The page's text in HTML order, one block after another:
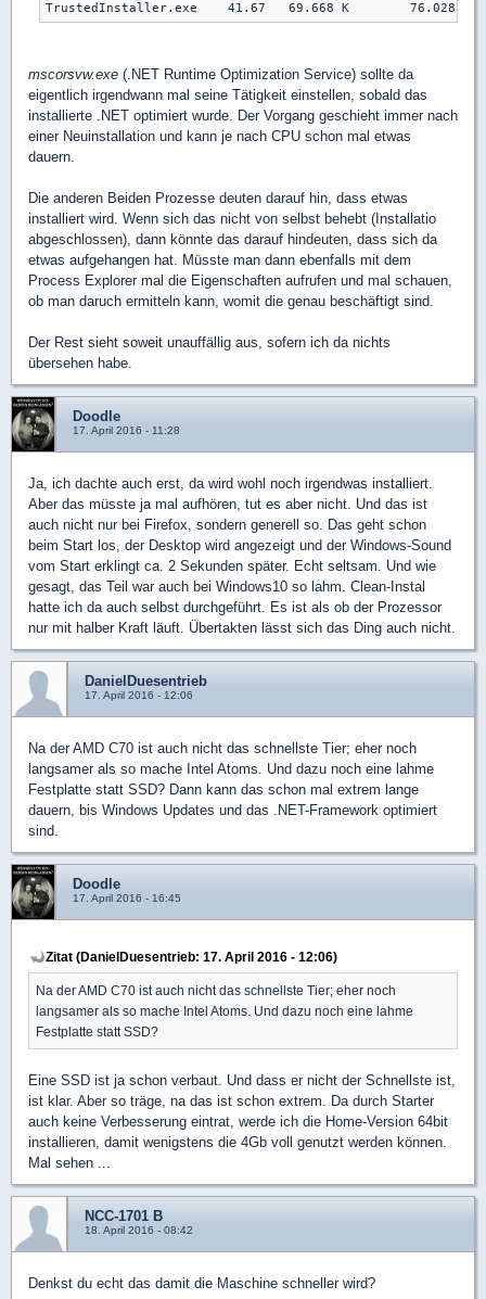
mscorsvw.exe (.NET Runtime Optimization Service) sollte da
eigentlich irgendwann mal seine Tätigkeit einstellen, sobald das
installierte .NET optimiert wurde. Der Vorgang geschieht immer nach
einer Neuinstallation und kann je nach CPU schon mal etwas
dauern.
Die anderen Beiden Prozesse deuten darauf hin, dass etwas
installiert wird. Wenn sich das nicht von selbst behebt (Installatio
abgeschlossen), dann könnte das darauf hindeuten, dass sich da
etwas aufgehangen hat. Müsste man dann ebenfalls mit dem
Process Explorer mal die Eigenschaften aufrufen und mal schauen,
ob man daruch ermitteln kann, womit die genau beschäftigt sind.
Der Rest sieht soweit unauffällig aus, sofern ich da nichts
übersehen habe.
Doodle
17. April 2016 - 11:28
Ja, ich dachte auch erst, da wird wohl noch irgendwas installiert.
Aber das müsste ja mal aufhören, tut es aber nicht. Und das ist
auch nicht nur bei Firefox, sondern generell so. Das geht schon
beim Start los, der Desktop wird angezeigt und der Windows-Sound
vom Start erklingt ca. 2 Sekunden später. Echt seltsam. Und wie
gesagt, das Teil war auch bei Windows10 so lahm. Clean-Instal
hatte ich da auch selbst durchgeführt. Es ist als ob der Prozessor
nur mit halber Kraft läuft. Übertakten lässt sich das Ding auch nicht.
DanielDuesentrieb
17. April 2016 - 12:06
Na der AMD C70 ist auch nicht das schnellste Tier; eher noch
langsamer als so mache Intel Atoms. Und dazu noch eine lahme
Festplatte statt SSD? Dann kann das schon mal extrem lange
dauern, bis Windows Updates und das .NET-Framework optimiert
sind.
Doodle
17. April 2016 - 16:45
Zitat (DanielDuesentrieb: 17. April 2016 - 12:06)
Na der AMD C70 ist auch nicht das schnellste Tier; eher noch
langsamer als so mache Intel Atoms. Und dazu noch eine lahme
Festplatte statt SSD?
Eine SSD ist ja schon verbaut. Und dass er nicht der Schnellste ist,
ist klar. Aber so träge, na das ist schon extrem. Da durch Starter
auch keine Verbesserung eintrat, werde ich die Home-Version 64bit
installieren, damit wenigstens die 4Gb voll genutzt werden können.
Mal sehen ...
NCC-1701 B
18. April 2016 - 08:42
Denkst du echt das damit die Maschine schneller wird?